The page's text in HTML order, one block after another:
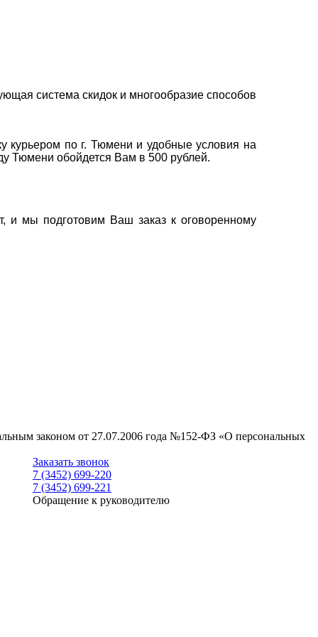
система скидок и многообразие способов
курьером по г. Тюмени и удобные условия на
Тюмени обойдется Вам в 500 рублей.
и мы подготовим Ваш заказ к оговоренному
законом от 27.07.2006 года №152-ФЗ «О персональных
Заказать звонок
7 (3452) 699-220
7 (3452) 699-221
Обращение к руководителю